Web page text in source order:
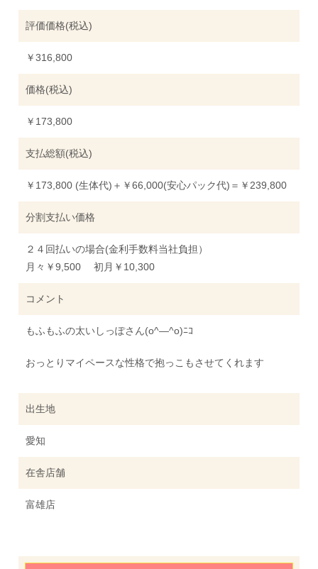
評価価格(税込)
￥316,800
価格(税込)
￥173,800
支払総額(税込)
￥173,800 (生体代)＋￥66,000(安心パック代)＝￥239,800
分割支払い価格
２４回払いの場合(金利手数料当社負担）
月々￥9,500 初月￥10,300
コメント
もふもふの太いしっぽさん(o^―^o)ﾆｺ
おっとりマイペースな性格で抱っこもさせてくれます
出生地
愛知
在舎店舗
富雄店